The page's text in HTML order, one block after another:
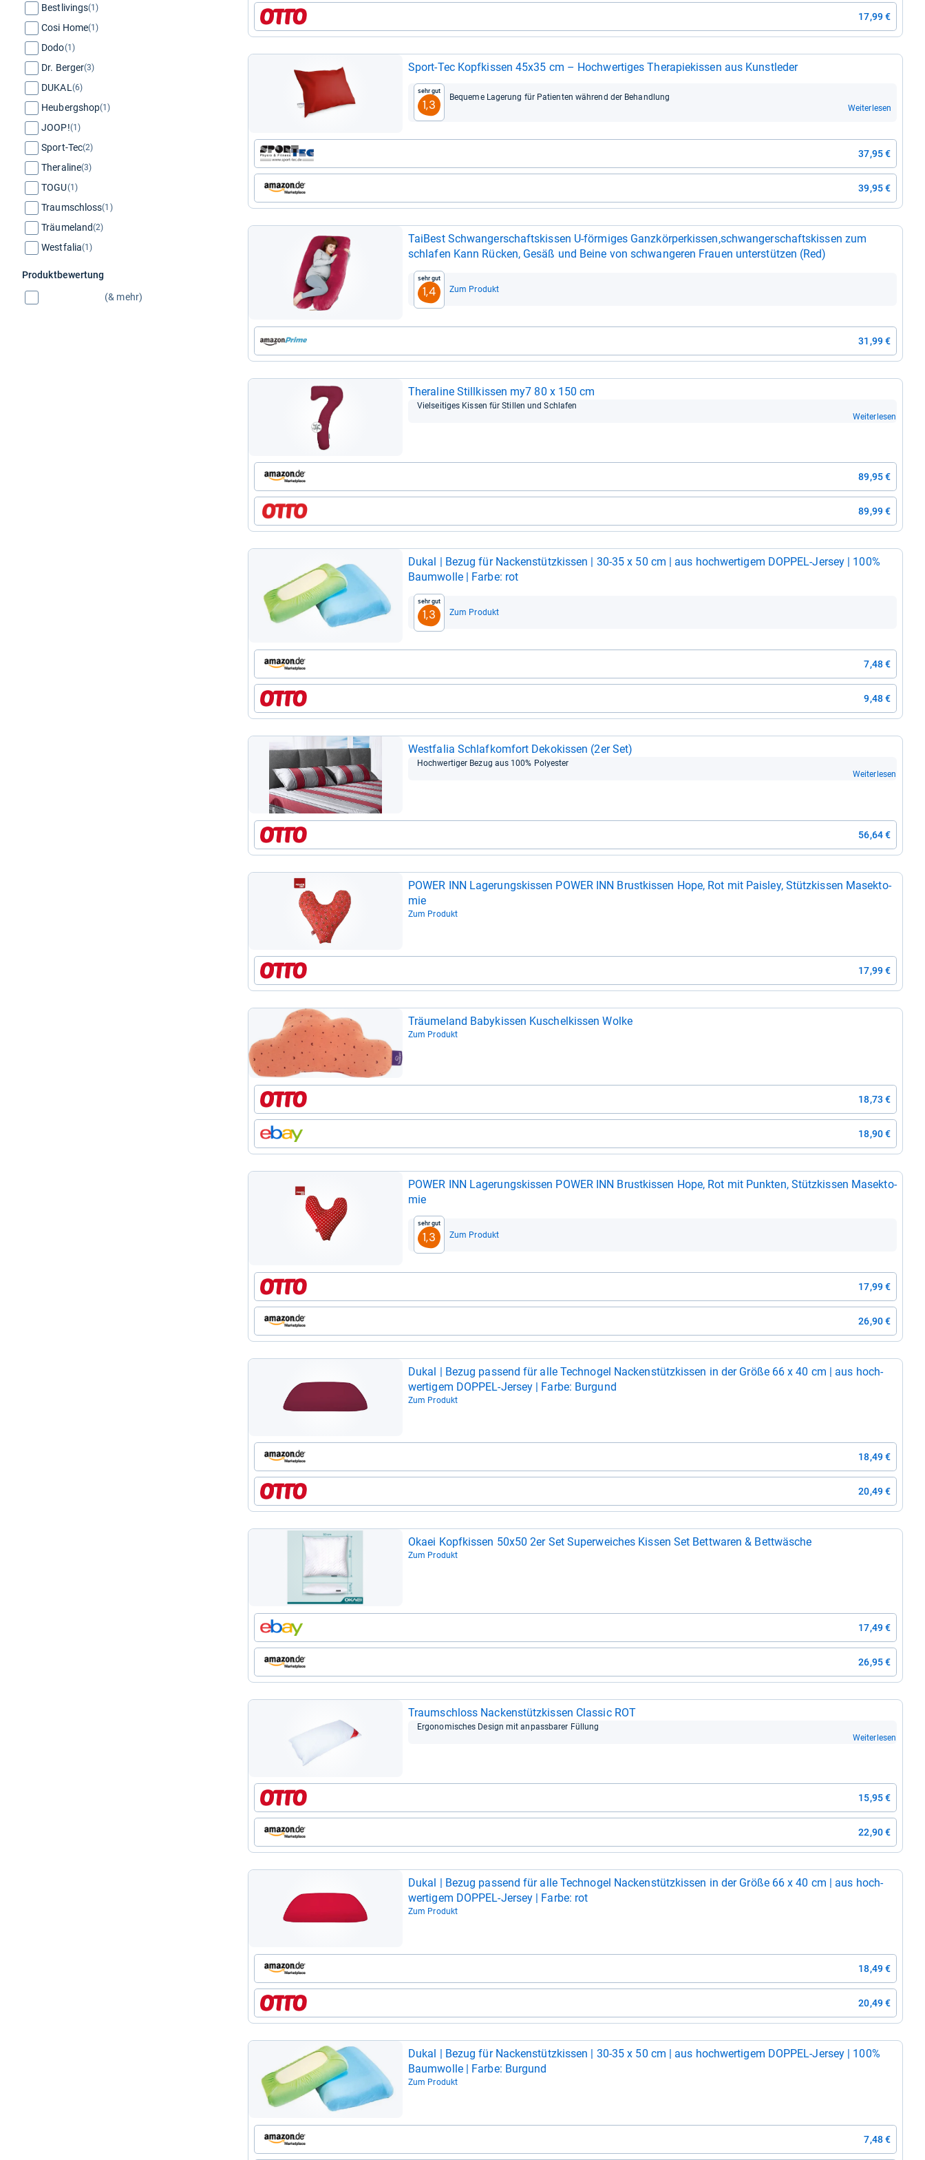
Bestlivings(1)
Cosi Home(1)
Dodo(1)
Dr. Berger(3)
DUKAL (6)
Heubergshop(1)
JOOP!(1)
Sport-Tec(2)
Theraline(3)
TOGU(1)
Traumschloss(1)
Träumeland(2)
Westfalia(1)
Produktbewertung
(& mehr)
17,99 €
Sport-​Tec Kopf­kis­sen 45x35 cm – Hoch­wer­ti­ges The­ra­pie­kis­sen aus Kunst­le­der
Sehr gut
1,3
Bequeme Lage­rung für Pati­en­ten wäh­rend der Behand­lung
Weiterlesen
37,95 €
39,95 €
Tai­Best Schwan­ger­schafts­kis­sen U-​för­mi­ges Ganz­kör­per­kis­sen,schwan­ger­schafts­kis­sen zum
schla­fen Kann Rücken, Gesäß und Beine von schwan­ge­ren Frauen unter­stüt­zen (Red)
Sehr gut
1,4 Zum Produkt
31,99 €
Thera­line Still­kis­sen my7 80 x 150 cm
Viel­sei­ti­ges Kis­sen für Stil­len und Schla­fen
Weiterlesen
89,95 €
89,99 €
Dukal | Bezug für Nacken­stütz­kis­sen | 30-​35 x 50 cm | aus hoch­wer­ti­gem DOP­PEL-​Jer­sey | 100%
Baum­wolle | Farbe: rot
Sehr gut
1,3 Zum Produkt
7,48 €
9,48 €
West­fa­lia Schlaf­kom­fort Deko­kis­sen (2er Set)
Hoch­wer­ti­ger Bezug aus 100% Poly­es­ter
Weiterlesen
56,64 €
POWER INN Lage­rungs­kis­sen POWER INN Brust­kis­sen Hope, Rot mit Pais­ley, Stütz­kis­sen Masek­to­
mie
Zum Produkt
17,99 €
Träu­me­land Baby­kis­sen Kuschel­kis­sen Wolke
Zum Produkt
18,73 €
18,90 €
POWER INN Lage­rungs­kis­sen POWER INN Brust­kis­sen Hope, Rot mit Punk­ten, Stütz­kis­sen Masek­to­
mie
Sehr gut
1,3 Zum Produkt
17,99 €
26,90 €
Dukal | Bezug pas­send für alle Tech­no­gel Nacken­stütz­kis­sen in der Größe 66 x 40 cm | aus hoch­
wer­ti­gem DOP­PEL-​Jer­sey | Farbe: Bur­gund
Zum Produkt
18,49 €
20,49 €
Okaei Kopf­kis­sen 50x50 2er Set Super­wei­ches Kis­sen Set Bett­wa­ren & Bett­wä­sche
Zum Produkt
17,49 €
26,95 €
Traum­schloss Nacken­stütz­kis­sen Clas­sic ROT
Ergo­no­mi­sches Design mit anpass­ba­rer Fül­lung
Weiterlesen
15,95 €
22,90 €
Dukal | Bezug pas­send für alle Tech­no­gel Nacken­stütz­kis­sen in der Größe 66 x 40 cm | aus hoch­
wer­ti­gem DOP­PEL-​Jer­sey | Farbe: rot
Zum Produkt
18,49 €
20,49 €
Dukal | Bezug für Nacken­stütz­kis­sen | 30-​35 x 50 cm | aus hoch­wer­ti­gem DOP­PEL-​Jer­sey | 100%
Baum­wolle | Farbe: Bur­gund
Zum Produkt
7,48 €